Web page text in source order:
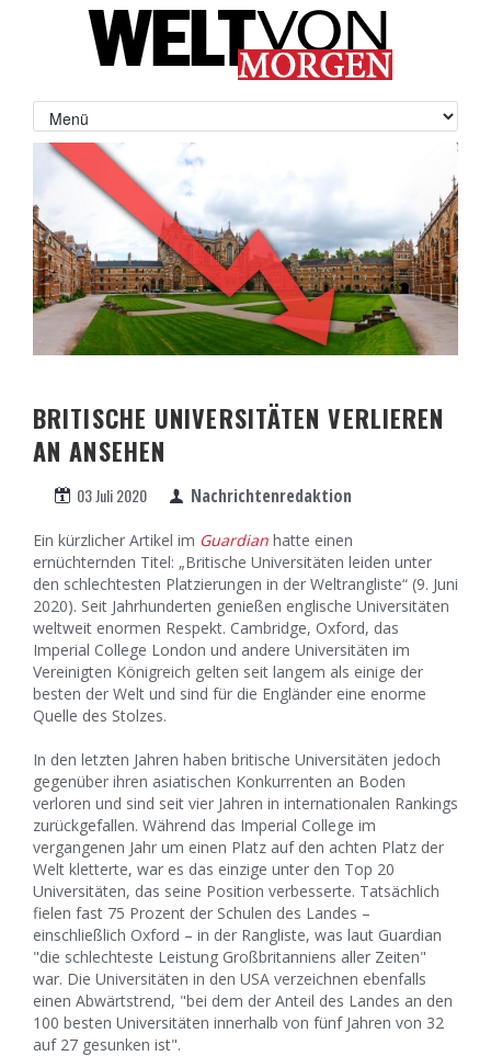
BRITISCHE UNIVERSITÄTEN VERLIEREN
AN ANSEHEN
03 Juli 2020 Nachrichtenredaktion
Ein kürzlicher Artikel im Guardian hatte einen
ernüchternden Titel: „Britische Universitäten leiden unter
den schlechtesten Platzierungen in der Weltrangliste“ (9. Juni
2020). Seit Jahrhunderten genießen englische Universitäten
weltweit enormen Respekt. Cambridge, Oxford, das
Imperial College London und andere Universitäten im
Vereinigten Königreich gelten seit langem als einige der
besten der Welt und sind für die Engländer eine enorme
Quelle des Stolzes.
In den letzten Jahren haben britische Universitäten jedoch
gegenüber ihren asiatischen Konkurrenten an Boden
verloren und sind seit vier Jahren in internationalen Rankings
zurückgefallen. Während das Imperial College im
vergangenen Jahr um einen Platz auf den achten Platz der
Welt kletterte, war es das einzige unter den Top 20
Universitäten, das seine Position verbesserte. Tatsächlich
fielen fast 75 Prozent der Schulen des Landes –
einschließlich Oxford – in der Rangliste, was laut Guardian
"die schlechteste Leistung Großbritanniens aller Zeiten"
war. Die Universitäten in den USA verzeichnen ebenfalls
einen Abwärtstrend, "bei dem der Anteil des Landes an den
100 besten Universitäten innerhalb von fünf Jahren von 32
auf 27 gesunken ist".